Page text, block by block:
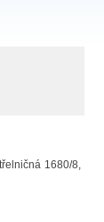
1680/8,